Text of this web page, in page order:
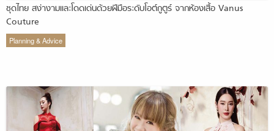
ชุดไทย สง่างามและโดดเด่นด้วยฝีมือระดับโอต์กูตูร์ จากห้องเสื้อ Vanus
Couture
Planning & Advice